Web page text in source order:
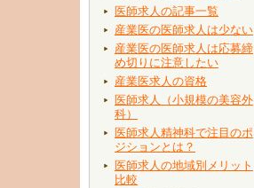
医師求人の記事一覧
産業医の医師求人は少ない
産業医の医師求人は応募締
め切りに注意したい
産業医求人の資格
医師求人（小規模の美容外
科）
医師求人精神科で注目のポ
ジションとは？
医師求人の地域別メリット
比較